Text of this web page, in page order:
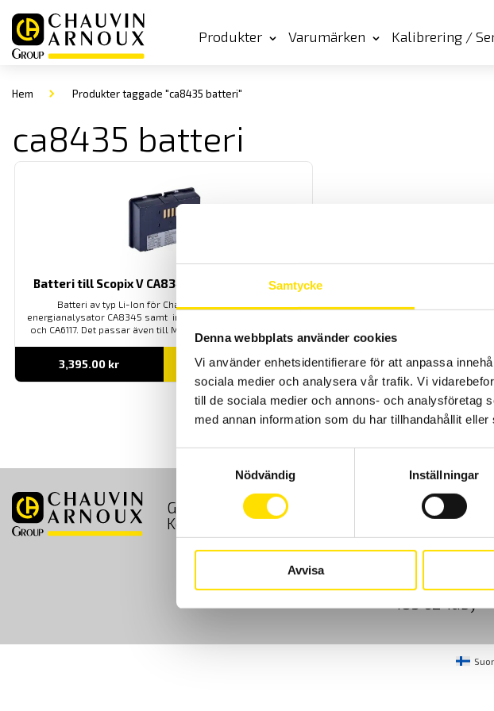
Samtycke
Denna webbplats använder cookies
Vi använder enhetsidentifierare för att anpassa
sociala medier och analysera vår trafik. Vi
till de sociala medier och annons- och analysföretag
med annan information som du har tillhandahållit
Nödvändig
Inställningar
Avvisa
Produkter Varumärken Kalibrering /
Hem Produkter taggade "ca8435 batteri"
ca8435 batteri
Batteri till Scopix V CA8345 CA6116N & CA6117
Batteri av typ Li-Ion för Chauvin-Arnoux A klass
energianalysator CA8345 samt installationstestare CA6116N
och CA6117. Det passar även till Metrix oscilloskop Scopix V.
3,395.00 kr LÄS MER
GDPR Köpvillkor Cookies
Kontakt
CA Mätsystem AB
183 62 Täby